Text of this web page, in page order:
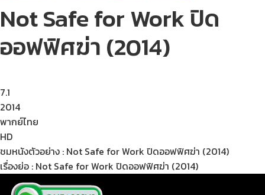
Not Safe for Work ปิด
ออฟฟิศฆ่า (2014)
7.1
2014
พากย์ไทย
HD
ชมหนังตัวอย่าง : Not Safe for Work ปิดออฟฟิศฆ่า (2014)
เรื่องย่อ : Not Safe for Work ปิดออฟฟิศฆ่า (2014)